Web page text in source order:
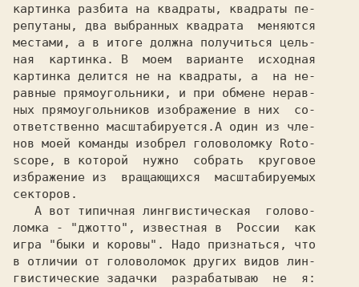
картинка разбита на квадраты, квадраты пе-
репутаны, два выбранных квадрата  меняются
местами, а в итоге должна получиться цель-
ная  картинка. В  моем  варианте  исходная
картинка делится не на квадраты, а  на не-
равные прямоугольники, и при обмене нерав-
ных прямоугольников изображение в них  со-
ответственно масштабируется.А один из чле-
нов моей команды изобрел головоломку Roto-
scope, в которой  нужно  собрать  круговое
избражение из  вращающихся  масштабируемых
секторов.
ломка -
"джотто", известная в  России  как
игра
"быки и коровы". Надо признаться, что
в отличии от головоломок других видов лин-
гвистические задачки  разрабатываю  не  я: